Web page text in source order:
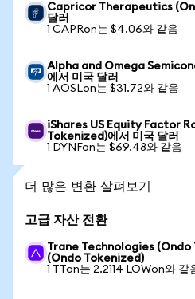
Capricor Therapeutics
달러
1 CAPRon는 $4.06와 같음
Alpha and Omega
에서 미국 달러
1 AOSLon는 $31.72와 같음
iShares US Equity Factor
Tokenized)에서 미국 달러
1 DYNFon는 $69.48와 같음
더 많은 변환 살펴보기
고급 자산 전환
Trane Technologies (Ondo
(Ondo Tokenized)
1 TTon는 2.2114 LOWon와 같